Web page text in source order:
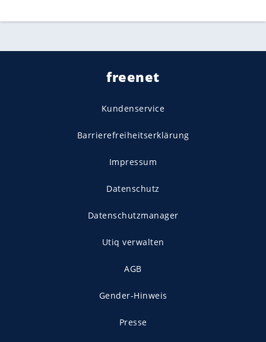
freenet
Kundenservice
Barrierefreiheitserklärung
Impressum
Datenschutz
Datenschutzmanager
Utiq verwalten
AGB
Gender-Hinweis
Presse